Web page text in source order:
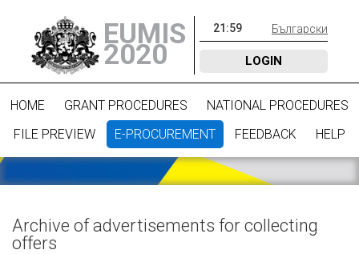
EUMIS
2020
21 :59 Български
LOGIN
HOME GRANT PROCEDURES
NATIONAL PROCEDURES
FILE PREVIEW
E-PROCUREMENT FEEDBACK HELP
Archive of advertisements for collecting
offers